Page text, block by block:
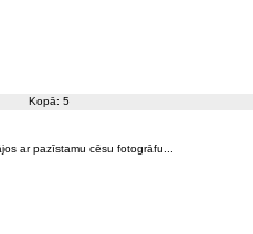
Kopā: 5
ar pazīstamu cēsu fotogrāfu...